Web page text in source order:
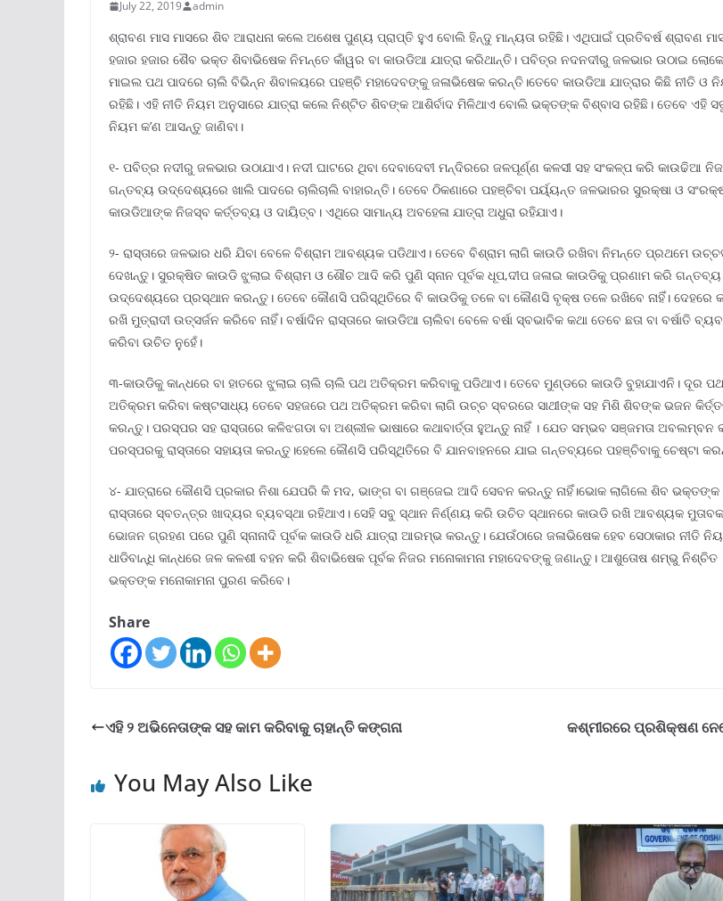
July 22, 2019 admin
ଶ୍ରାବଣ ମାସ ମାସରେ ଶିବ ଆରାଧନା କଲେ ଅଶେଷ ପୁଣ୍ୟ ପ୍ରାପ୍ତି ହୁଏ ବୋଲି ହିନ୍ଦୁ ମାନ୍ୟତା ରହିଛି। ଏଥିପାଇଁ ପ୍ରତିବର୍ଷ ଶ୍ରାବଣ
ହଜାର ହଜାର ଶୈବ ଭକ୍ତ ଶିବାଭିଷେକ ନିମନ୍ତେ କାଁୱର ବା କାଉଡିଆ ଯାତ୍ରା କରିଥାନ୍ତି। ପବିତ୍ର ନଦନଦୀରୁ ଜଳଭାର ଉଠାଇ
ମାଇଲ ପଥ ପାଦରେ ଚାଲି ବିଭିନ୍ନ ଶିବାଳୟରେ ପହଞ୍ଚି ମହାଦେବଙ୍କୁ ଜଳାଭିଷେକ କରନ୍ତି।ତେବେ କାଉଡିଆ ଯାତ୍ରାର କିଛି ନୀତି ଓ
ରହିଛି। ଏହି ନୀତି ନିୟମ ଅନୁସାରେ ଯାତ୍ରା କଲେ ନିଶ୍ଟିତ ଶିବଙ୍କ ଆଶିର୍ବାଦ ମିଳିଥାଏ ବୋଲି ଭକ୍ତଙ୍କ ବିଶ୍ବାସ ରହିଛି। ତେବେ ଏହି
ନିୟମ କ’ଣ ଆସନ୍ତୁ ଜାଣିବା।
୧- ପବିତ୍ର ନଦୀରୁ ଜଳଭାର ଉଠାଯାଏ। ନଦୀ ଘାଟରେ ଥିବା ଦେବାଦେବୀ ମନ୍ଦିରରେ ଜଳପୂର୍ଣ୍ଣ କଳସୀ ସହ ସଂକଳ୍ପ କରି କାଉଢିଆ
ଗନ୍ତବ୍ୟ ଉଦ୍ଦେଶ୍ୟରେ ଖାଲି ପାଦରେ ଚାଲିଚାଲି ବାହାରନ୍ତି। ତେବେ ଠିକଣାରେ ପହଞ୍ଚିବା ପର୍ୟ୍ୟନ୍ତ ଜଳଭାରର ସୁରକ୍ଷା ଓ
କାଉଡିଆଙ୍କ ନିଜସ୍ବ କର୍ତ୍ତବ୍ୟ ଓ ଦାୟିତ୍ବ। ଏଥିରେ ସାମାନ୍ୟ ଅବହେଳା ଯାତ୍ରା ଅଧୁରା ରହିଯାଏ।
୨- ରାସ୍ତାରେ ଜଳଭାର ଧରି ଯିବା ବେଳେ ବିଶ୍ରାମ ଆବଶ୍ୟକ ପଡିଥାଏ। ତେବେ ବିଶ୍ରାମ ଲାଗି କାଉଡି ରଖିବା ନିମନ୍ତେ ପ୍ରଥମେ
ଦେଖନ୍ତୁ। ସୁରକ୍ଷିତ କାଉଡି ଝୁଲାଇ ବିଶ୍ରାମ ଓ ଶୌଚ ଆଦି କରି ପୁଣି ସ୍ନାନ ପୂର୍ବକ ଧୂପ,ଦୀପ ଜଳାଇ କାଉଡିକୁ ପ୍ରଣାମ କରି ଗନ୍ତବ୍ୟ
ଉଦ୍ଦେଶ୍ୟରେ ପ୍ରସ୍ଥାନ କରନ୍ତୁ। ତେବେ କୌଣସି ପରିସ୍ଥିତିରେ ବି କାଉଡିକୁ ତଳେ ବା କୌଣସି ବୃକ୍ଷ ତଳେ ରଖିବେ ନାହିଁ। ଦେହରେ
ରଖି ମୁତ୍ରାଦୀ ଉତ୍ସର୍ଜନ କରିବେ ନାହିଁ। ବର୍ଷାଦିନ ରାସ୍ତାରେ କାଉଡିଆ ଚାଲିବା ବେଳେ ବର୍ଷା ସ୍ବଭାବିକ କଥା ତେବେ ଛତା ବା ବର୍ଷାତି
କରିବା ଉଚିତ ନୁହେଁ।
୩-କାଉଡିକୁ କାନ୍ଧରେ ବା ହାତରେ ଝୁଲାଇ ଚାଲି ଚାଲି ପଥ ଅତିକ୍ରମ କରିବାକୁ ପଡିଥାଏ। ତେବେ ମୁଣ୍ଡରେ କାଉଡି ବୁହାଯାଏନି। ଦୂର ପଥ
ଅତିକ୍ରମ କରିବା କଷ୍ଟସାଧ୍ୟ ତେବେ ସହଜରେ ପଥ ଅତିକ୍ରମ କରିବା ଲାଗି ଉଚ୍ଚ ସ୍ବରରେ ସାଥୀଙ୍କ ସହ ମିଶି ଶିବଙ୍କ ଭଜନ
କରନ୍ତୁ। ପରସ୍ପର ସହ ରାସ୍ତାରେ କଳିଝଗଡା ବା ଅଶ୍ଲୀଳ ଭାଷାରେ କଥାବାର୍ତ୍ତା ହୁଅନ୍ତୁ ନାହିଁ । ଯେତ ସମ୍ଭବ ସଞ୍ଜମତା ଅବଲମ୍ବନ
ପରସ୍ପରକୁ ରାସ୍ତାରେ ସହାୟତା କରନ୍ତୁ।ହେଲେ କୌଣସି ପରିସ୍ଥିତିରେ ବି ଯାନବାହନରେ ଯାଇ ଗନ୍ତବ୍ୟରେ ପହଞ୍ଚିବାକୁ ଚେଷ୍ଟା
୪- ଯାତ୍ରାରେ କୌଣସି ପ୍ରକାର ନିଶା ଯେପରି କି ମଦ, ଭାଙ୍ଗ ବା ଗଞ୍ଜେଇ ଆଦି ସେବନ କରନ୍ତୁ ନାହିଁ।ଭୋକ ଲାଗିଲେ ଶିବ ଭକ୍ତଙ୍କ
ରାସ୍ତାରେ ସ୍ବତନ୍ତ୍ର ଖାଦ୍ୟର ବ୍ୟବସ୍ଥା ରହିଥାଏ। ସେହି ସବୁ ସ୍ଥାନ ନିର୍ଣ୍ଣୟ କରି ଉଚିତ ସ୍ଥାନରେ କାଉଡି ରଖି ଆବଶ୍ୟକ
ଭୋଜନ ଗ୍ରହଣ ପରେ ପୁଣି ସ୍ନାନାଦି ପୂର୍ବକ କାଉଡି ଧରି ଯାତ୍ରା ଆରମ୍ଭ କରନ୍ତୁ। ଯେଉଁଠାରେ ଜଳାଭିଷେକ ହେବ ସେଠାକାର ନୀତି
ଧାଡିବାନ୍ଧି କାନ୍ଧରେ ଜଳ କଳଶୀ ବହନ କରି ଶିବାଭିଷେକ ପୂର୍ବକ ନିଜର ମନୋକାମନା ମହାଦେବଙ୍କୁ ଜଣାନ୍ତୁ। ଆଶୁତୋଷ ଶମ୍ଭୁ ନିଶ୍ଚିତ
ଭକ୍ତଙ୍କ ମନୋକାମନା ପୁରଣ କରିବେ।
Share
ଏହି ୨ ଅଭିନେତାଙ୍କ ସହ କାମ କରିବାକୁ ଚାହାନ୍ତି କଙ୍ଗନା କଶ୍ମୀରରେ ପ୍ରଶିକ୍ଷଣ
You May Also Like